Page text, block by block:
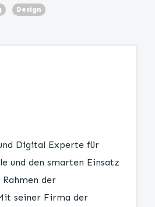
Design
Digital Experte für
und den smarten Einsatz
der
seiner Firma der